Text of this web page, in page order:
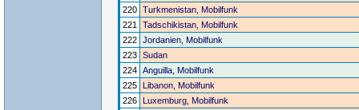
220 Turkmenistan, Mobilfunk
221
Tadschikistan, Mobilfunk
222 Jordanien, Mobilfunk
223 Sudan
224 Anguilla, Mobilfunk
225 Libanon, Mobilfunk
226 Luxemburg, Mobilfunk